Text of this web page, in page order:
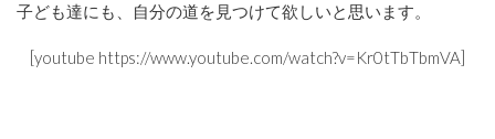
子ども達にも、自分の道を見つけて欲しいと思います。
[youtube https://www.youtube.com/watch?v=Kr0tTbTbmVA]